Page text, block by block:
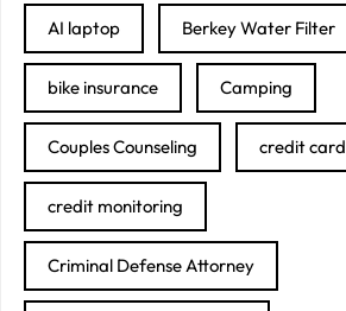
AI laptop Berkey Water Filter
bike insurance Camping
Couples Counseling credit card
credit monitoring
Criminal Defense Attorney